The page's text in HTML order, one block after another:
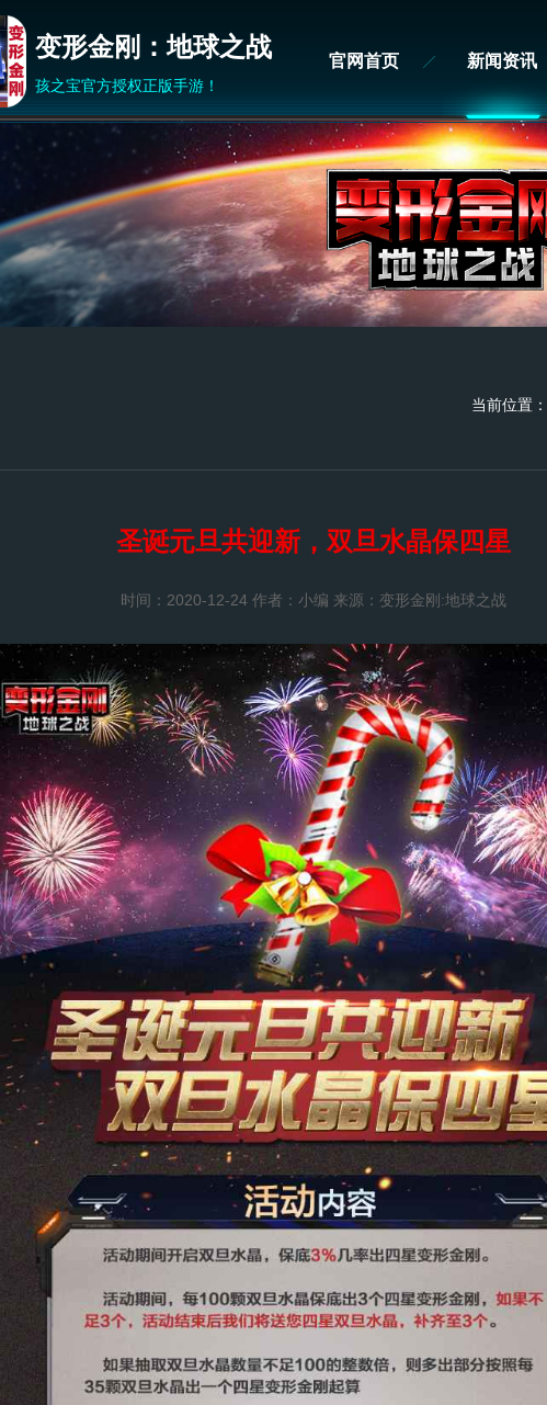
变形金刚：地球之战
孩之宝官方授权正版手游！
官网首页 新闻资讯
当前位置：
圣诞元旦共迎新，双旦水晶保四星
时间：2020-12-24 作者：小编 来源：变形金刚:地球之战